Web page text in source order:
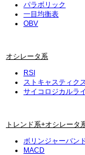
パラボリック
一目均衡表
OBV
オシレータ系
RSI
ストキャスティク
サイコロジカルラ
トレンド系+オシレータ
ボリンジャーバン
MACD